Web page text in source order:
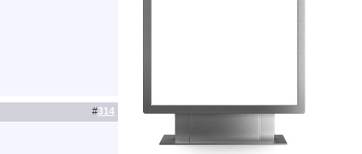
#314